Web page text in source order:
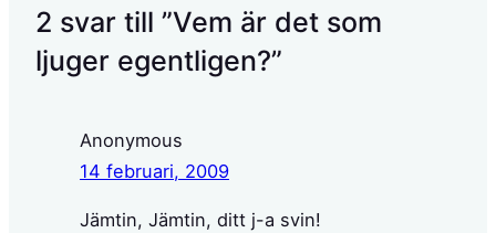
2 svar till ”Vem är det som
ljuger egentligen?”
Anonymous
14 februari, 2009
Jämtin, Jämtin, ditt j-a svin!